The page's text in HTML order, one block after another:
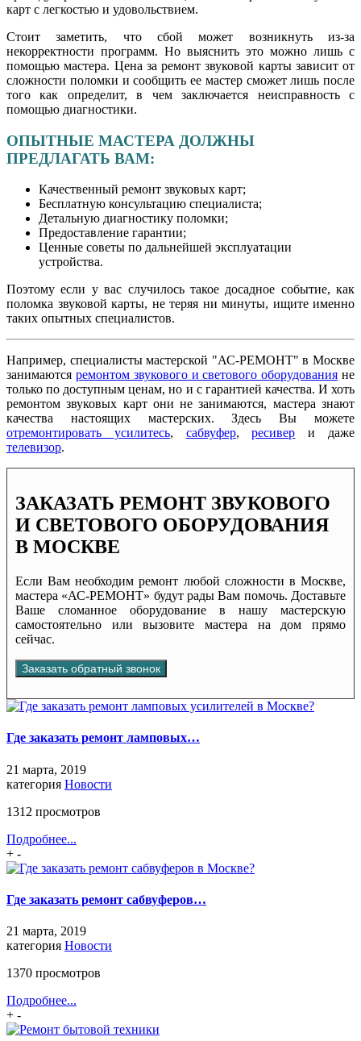
карт с легкостью и удовольствием.
Стоит заметить, что сбой может возникнуть из-за
некорректности программ. Но выяснить это можно лишь с
помощью мастера. Цена за ремонт звуковой карты зависит от
сложности поломки и сообщить ее мастер сможет лишь после
того как определит, в чем заключается неисправность с
помощью диагностики.
ОПЫТНЫЕ МАСТЕРА ДОЛЖНЫ
ПРЕДЛАГАТЬ ВАМ:
Качественный ремонт звуковых карт;
Бесплатную консультацию специалиста;
Детальную диагностику поломки;
Предоставление гарантии;
Ценные советы по дальнейшей эксплуатации
устройства.
Поэтому если у вас случилось такое досадное событие, как
поломка звуковой карты, не теряя ни минуты, ищите именно
таких опытных специалистов.
Например, специалисты мастерской "АС-РЕМОНТ" в Москве
занимаются ремонтом звукового и светового оборудования не
только по доступным ценам, но и с гарантией качества. И хоть
ремонтом звуковых карт они не занимаются, мастера знают
качества настоящих мастерских. Здесь Вы можете
отремонтировать усилитесь, сабвуфер,ресивер и даже
телевизор.
ЗАКАЗАТЬ РЕМОНТ ЗВУКОВОГО
И СВЕТОВОГО ОБОРУДОВАНИЯ
В МОСКВЕ
Если Вам необходим ремонт любой сложности в Москве,
мастера «АС-РЕМОНТ» будут рады Вам помочь. Доставьте
Ваше сломанное оборудование в нашу мастерскую
самостоятельно или вызовите мастера на дом прямо
сейчас.
Где заказать ремонт ламповых…
21 марта, 2019
категория Новости
1312 просмотров
Подробнее...
+ -
Где заказать ремонт сабвуферов…
21 марта, 2019
категория Новости
1370 просмотров
Подробнее...
+ -